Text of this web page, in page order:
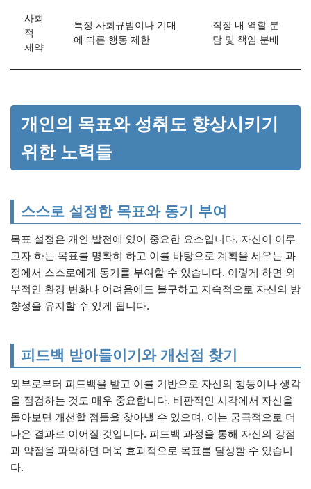
사회
적
제약
특정 사회규범이나 기대
에 따른 행동 제한
직장 내 역할 분
담 및 책임 분배
개인의 목표와 성취도 향상시키기
위한 노력들
스스로 설정한 목표와 동기 부여
목표 설정은 개인 발전에 있어 중요한 요소입니다. 자신이 이루
고자 하는 목표를 명확히 하고 이를 바탕으로 계획을 세우는 과
정에서 스스로에게 동기를 부여할 수 있습니다. 이렇게 하면 외
부적인 환경 변화나 어려움에도 불구하고 지속적으로 자신의 방
향성을 유지할 수 있게 됩니다.
피드백 받아들이기와 개선점 찾기
외부로부터 피드백을 받고 이를 기반으로 자신의 행동이나 생각
을 점검하는 것도 매우 중요합니다. 비판적인 시각에서 자신을
돌아보면 개선할 점들을 찾아낼 수 있으며, 이는 궁극적으로 더
나은 결과로 이어질 것입니다. 피드백 과정을 통해 자신의 강점
과 약점을 파악하면 더욱 효과적으로 목표를 달성할 수 있습니
다.